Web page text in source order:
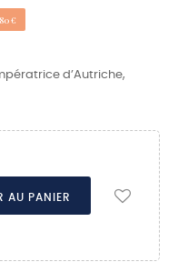
€
d’Autriche,
AU PANIER